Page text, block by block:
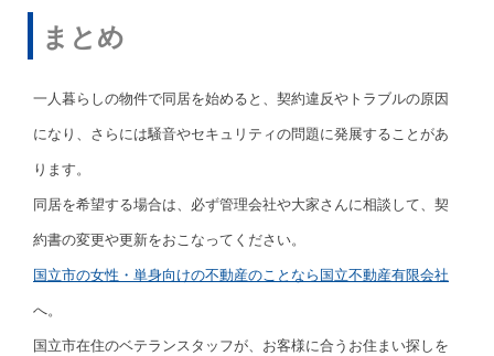
まとめ
一人暮らしの物件で同居を始めると、契約違反やトラブルの原因
になり、さらには騒音やセキュリティの問題に発展することがあ
ります。
同居を希望する場合は、必ず管理会社や大家さんに相談して、契
約書の変更や更新をおこなってください。
国立市の女性・単身向けの不動産のことなら国立不動産有限会社
へ。
国立市在住のベテランスタッフが、お客様に合うお住まい探しを